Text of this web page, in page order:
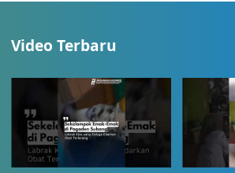
Video Terbaru